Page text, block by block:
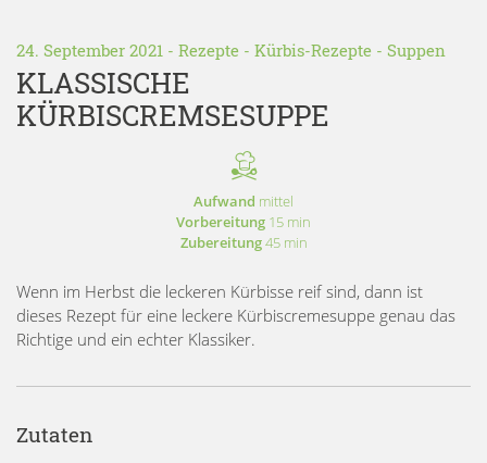
24. September 2021 - Rezepte - Kürbis-Rezepte - Suppen
KLASSISCHE
KÜRBISCREMSESUPPE
Aufwand mittel
Vorbereitung 15 min
Zubereitung45 min
Wenn im Herbst die leckeren Kürbisse reif sind, dann ist
dieses Rezept für eine leckere Kürbiscremesuppe genau das
Richtige und ein echter Klassiker.
Zutaten